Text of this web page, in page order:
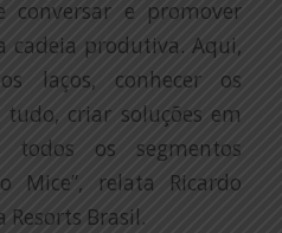
conversar e promover
cadeia produtiva. Aqui,
laços, conhecer os
criar soluções em
os segmentos
Mice”, relata Ricardo
Brasil.